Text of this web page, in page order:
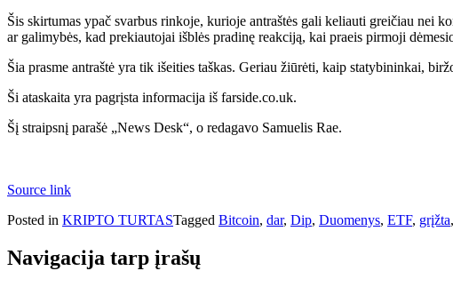
Šis skirtumas ypač svarbus rinkoje, kurioje antraštės gali keliauti greičiau nei
ar galimybės, kad prekiautojai išblės pradinę reakciją, kai praeis pirmoji
Šia prasme antraštė yra tik išeities taškas. Geriau žiūrėti, kaip statybininkai,
Ši ataskaita yra pagrįsta informacija iš farside.co.uk.
Šį straipsnį parašė „News Desk“, o redagavo Samuelis Rae.
Source link
Posted in KRIPTO TURTASTagged Bitcoin, dar, Dip, Duomenys, ETF, grįžta,
Navigacija tarp įrašų